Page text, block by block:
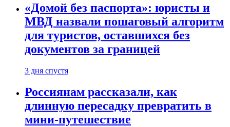
«Домой без паспорта»: юристы и
МВД назвали пошаговый алгоритм
для туристов, оставшихся без
документов за границей
3 дня спустя
Россиянам рассказали, как
длинную пересадку превратить в
мини-путешествие